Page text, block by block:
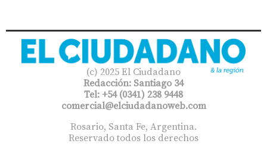
(c) 2025 El Ciudadano
Redacción: Santiago 34
Tel: +54 (0341) 238 9448
comercial@elciudadanoweb.com​
Rosario, Santa Fe, Argentina.
Reservado todos los derechos